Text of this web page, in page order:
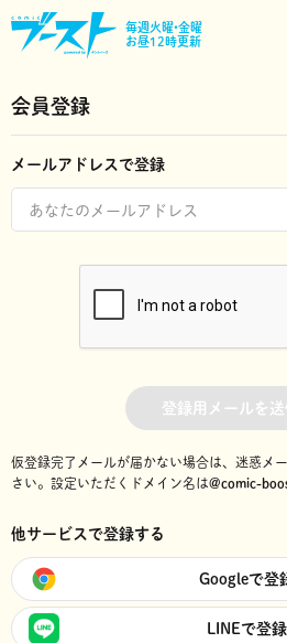
毎週火曜•金曜
お昼12時更新
会員登録
メールアドレスで登録
登録用メールを送
仮登録完了メールが届かない場合は、迷惑メ
さい。 設定いただくドメイン名は@comic-
他サービスで登録する
Googleで登
LINEで登録